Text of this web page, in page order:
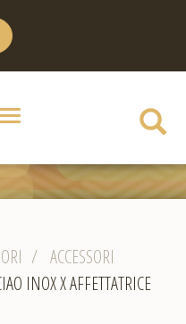
Toggle
/ ACCESSORI
INOX X AFFETTATRICE